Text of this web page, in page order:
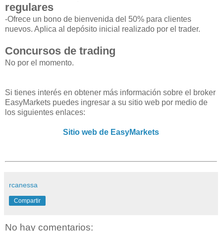
regulares
-Ofrece un bono de bienvenida del 50% para clientes
nuevos. Aplica al depósito inicial realizado por el trader.
Concursos de trading
No por el momento.
Si tienes interés en obtener más información sobre el broker
EasyMarkets puedes ingresar a su sitio web por medio de
los siguientes enlaces:
Sitio web de EasyMarkets
rcanessa
Compartir
No hay comentarios: